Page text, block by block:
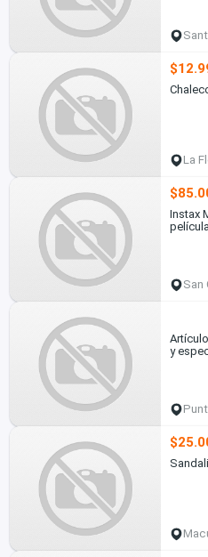
La
Instax
San
y